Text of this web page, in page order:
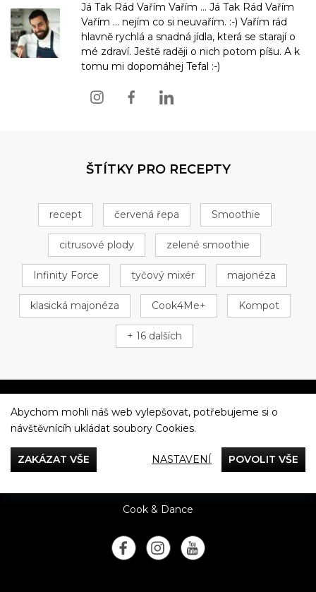
Já Tak Rád Vařím Vařím ... Já Tak Rád Vařím
Vařím ... nejím co si neuvařím. :-) Vařím rád
hlavně rychlá a snadná jídla, která se starají o
mé zdraví. Ještě raději o nich potom píšu. A k
tomu mi dopomáhej Tefal :-)
ŠTÍTKY PRO RECEPTY
recept červená řepa Smoothie
citrusové plody zelené smoothie
Infinity Force tyčový mixér majonéza
klasická majonéza Cook4Me+ Kompot
+ 16 dalších
Večeříme společně
Cook & Dance
Abychom mohli náš web vylepšovat, potřebujeme si o
návštěvnícíh ukládat soubory Cookies.
ZAKÁZAT VŠE NASTAVENÍ POVOLIT VŠE